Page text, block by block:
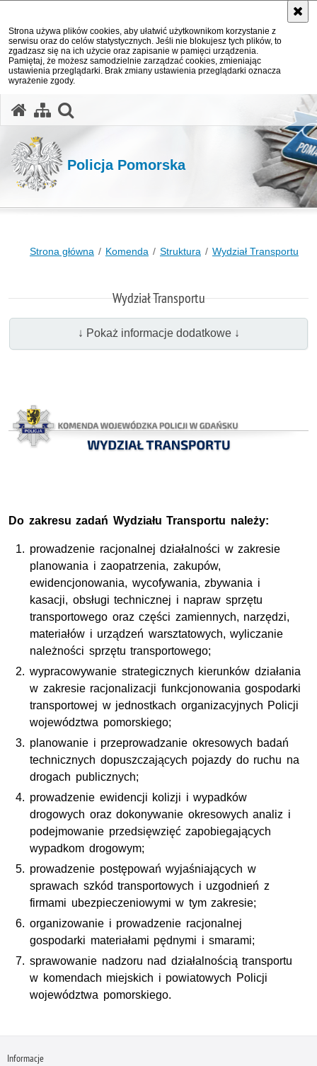
Strona używa plików cookies, aby ułatwić użytkownikom korzystanie z
serwisu oraz do celów statystycznych. Jeśli nie blokujesz tych plików, to
zgadzasz się na ich użycie oraz zapisanie w pamięci urządzenia.
Pamiętaj, że możesz samodzielnie zarządzać cookies, zmieniając
ustawienia przeglądarki. Brak zmiany ustawienia przeglądarki oznacza
wyrażenie zgody.
Policja Pomorska
Strona główna Komenda Struktura Wydział Transportu
Wydział Transportu
↓ Pokaż informacje dodatkowe ↓
Do zakresu zadań Wydziału Transportu należy:
prowadzenie racjonalnej działalności w zakresie
planowania i zaopatrzenia, zakupów,
ewidencjonowania, wycofywania, zbywania i
kasacji, obsługi technicznej i napraw sprzętu
transportowego oraz części zamiennych, narzędzi,
materiałów i urządzeń warsztatowych, wyliczanie
należności sprzętu transportowego;
wypracowywanie strategicznych kierunków działania
w zakresie racjonalizacji funkcjonowania gospodarki
transportowej w jednostkach organizacyjnych Policji
województwa pomorskiego;
planowanie i przeprowadzanie okresowych badań
technicznych dopuszczających pojazdy do ruchu na
drogach publicznych;
prowadzenie ewidencji kolizji i wypadków
drogowych oraz dokonywanie okresowych analiz i
podejmowanie przedsięwzięć zapobiegających
wypadkom drogowym;
prowadzenie postępowań wyjaśniających w
sprawach szkód transportowych i uzgodnień z
firmami ubezpieczeniowymi w tym zakresie;
organizowanie i prowadzenie racjonalnej
gospodarki materiałami pędnymi i smarami;
sprawowanie nadzoru nad działalnością transportu
w komendach miejskich i powiatowych Policji
województwa pomorskiego.
Informacje